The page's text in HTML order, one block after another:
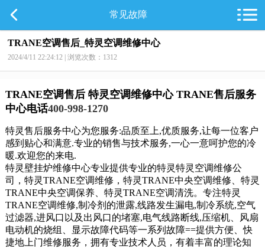
常见故障
TRANE空调售后_特灵空调维修中心
2024/4/11 22:24:12 | 浏览次数：1312
TRANE空调售后 特灵空调维修中心 TRANE售后服务
中心电话400-998-1270
特灵售后服务中心为您服务:品质至上,优质服务,让每一位客户
感到贴心和满意.专业的销售与技术服务,一心一意呵护您的冷
暖.欢迎您的来电.
特灵壁挂炉维修中心专业提供专业的特灵特灵 空调维修公
司， 特灵TRANE空调维修，特灵TRANE中央空调维修、特灵
TRANE中央空调保养、特灵TRANE空调清洗。 专注特灵
TRANE空调维修,制冷剂的泄露,线路发生漏电,制冷系统,空气
过滤器,进风口以及出风口的堵塞,电气线路断线,压缩机、风扇
电动机的烧组、
显示故障代码等一系列故障==提供方便、快
捷地上门维修服务，拥有专业技术人员，有着丰富的理论知